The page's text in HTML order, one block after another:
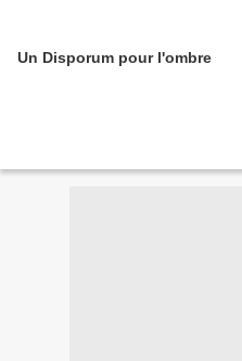
Un Disporum pour l'ombre